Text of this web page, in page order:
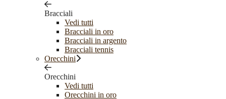
Bracciali
Vedi tutti
Bracciali in oro
Bracciali in argento
Bracciali tennis
Orecchini
Orecchini
Vedi tutti
Orecchini in oro